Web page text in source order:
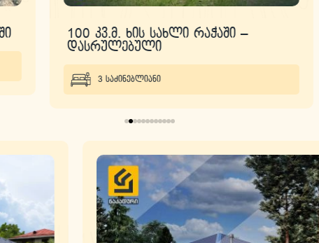
100 კვ.მ. ხის სახლი რაჭაში –
დასრულებული
3 საძინებლიანი